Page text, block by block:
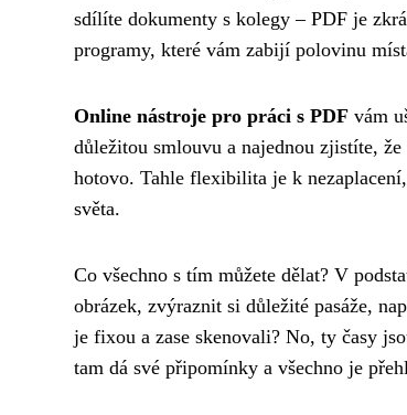
sdílíte dokumenty s kolegy – PDF je
programy, které vám zabijí polovinu
Online nástroje pro práci s PDF vám
důležitou smlouvu a najednou zjistíte,
hotovo. Tahle flexibilita je k
světa.
Co všechno s tím můžete dělat? V
obrázek, zvýraznit si důležité pasáže,
je fixou a zase skenovali? No, ty časy
tam dá své připomínky a všechno je